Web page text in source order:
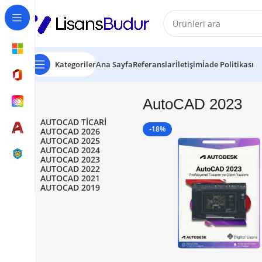
KategorilerAna SayfaReferanslarİletişimİade Politikası
AUTOCAD TICARI
AUTOCAD 2026
AUTOCAD 2025
AUTOCAD 2024
AUTOCAD 2023
AUTOCAD 2022
AUTOCAD 2021
AUTOCAD 2019
AutoCAD 2023
-18%